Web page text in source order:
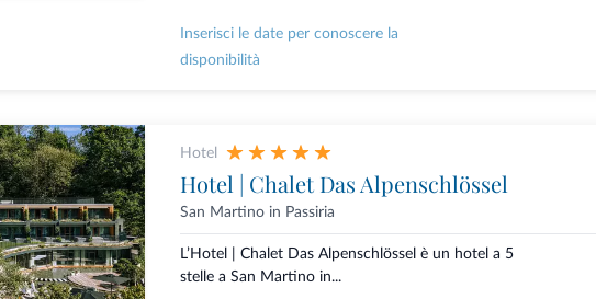
Inserisci le date per conoscere la
disponibilità
Hotel
Hotel | Chalet Das Alpenschlössel
San Martino in Passiria
L’Hotel | Chalet Das Alpenschlössel è un hotel a 5
stelle a San Martino in...